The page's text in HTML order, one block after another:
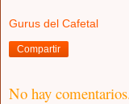
Gurus del Cafetal
Compartir
No hay